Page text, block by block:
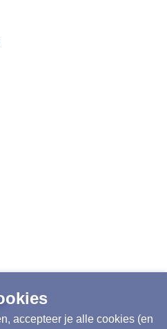
accepteer je alle cookies (en